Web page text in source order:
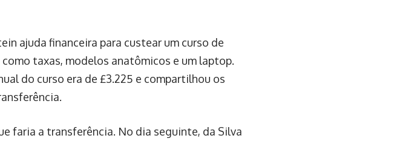
ajuda financeira para custear um curso de
taxas, modelos anatômicos e um laptop.
do curso era de £3.225 e compartilhou os
faria a transferência. No dia seguinte, da Silva